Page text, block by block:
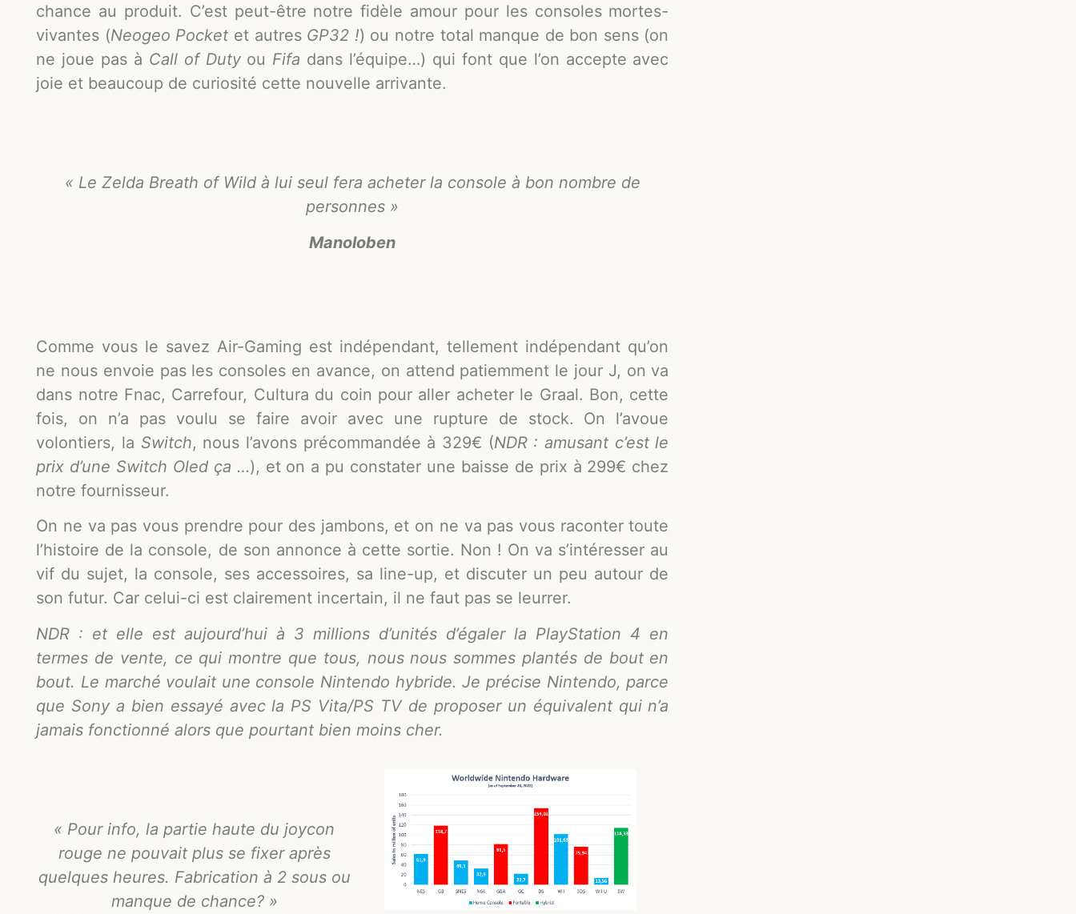
chance au produit. C’est peut-être notre fidèle amour pour les consoles mortes-
vivantes (Neogeo Pocket et autres GP32 !) ou notre total manque de bon sens (on
ne joue pas à Call of Dutyou Fifa dans l’équipe…) qui font que l’on accepte avec
joie et beaucoup de curiosité cette nouvelle arrivante.
« Le Zelda Breath of Wild à lui seul fera acheter la console à bon nombre de
personnes »
Manoloben
Comme vous le savez Air-Gaming est indépendant, tellement indépendant qu’on
ne nous envoie pas les consoles en avance, on attend patiemment le jour J, on va
dans notre Fnac, Carrefour, Cultura du coin pour aller acheter le Graal. Bon, cette
fois, on n’a pas voulu se faire avoir avec une rupture de stock. On l’avoue
volontiers, la Switch, nous l’avons précommandée à 329€ (NDR : amusant c’est le
prix d’une Switch Oled ça …), et on a pu constater une baisse de prix à 299€ chez
notre fournisseur.
On ne va pas vous prendre pour des jambons, et on ne va pas vous raconter toute
l’histoire de la console, de son annonce à cette sortie. Non ! On va s’intéresser au
vif du sujet, la console, ses accessoires, sa line-up, et discuter un peu autour de
son futur. Car celui-ci est clairement incertain, il ne faut pas se leurrer.
NDR : et elle est aujourd’hui à 3 millions d’unités d’égaler la PlayStation 4 en
termes de vente, ce qui montre que tous, nous nous sommes plantés de bout en
bout. Le marché voulait une console Nintendo hybride. Je précise Nintendo, parce
que Sony a bien essayé avec la PS Vita/PS TV de proposer un équivalent qui n’a
jamais fonctionné alors que pourtant bien moins cher.
« Pour info, la partie haute du joycon
rouge ne pouvait plus se fixer après
quelques heures. Fabrication à 2 sous ou
manque de chance? »